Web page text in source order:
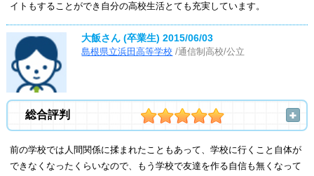
イトもすることができ自分の高校生活とても充実しています。
大飯さん (卒業生)2015/06/03
島根県立浜田高等学校 /通信制高校/公立
総合評判
前の学校では人間関係に揉まれたこともあって、学校に行くこと自体が
できなくなったくらいなので、もう学校で友達を作る自信も無くなって